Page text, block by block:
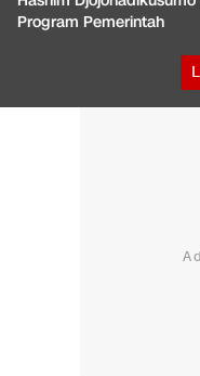
Program Pemerintah